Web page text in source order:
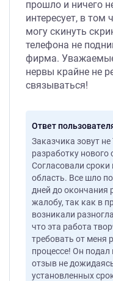
прошло и ничего
интересует, в том
могу скинуть
телефона не
фирма.
нервы крайне не
связываться!
Ответ
Заказчика зовут
разработку нового
Согласовали
область. Все шло
дней до окончания
жалобу, так как в
возникали
что эта работа
требовать от меня
процессе! Он
отзыв не
установленных